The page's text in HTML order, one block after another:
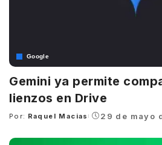
Google
Gemini ya permite
lienzos en Drive
Posted
Por: Raquel Macias 29 de mayo